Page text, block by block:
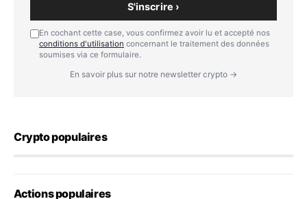
S'inscrire ›
En cochant cette case, vous confirmez avoir lu et accepté nos
conditions d'utilisation concernant le traitement des données
soumises via ce formulaire.
En savoir plus sur notre newsletter crypto →
Crypto populaires
Actions populaires